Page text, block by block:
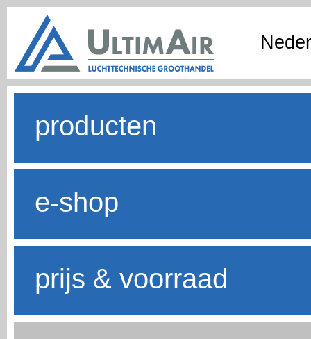
producten
e-shop
prijs & voorraad